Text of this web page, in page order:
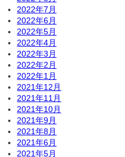
2022年7月
2022年6月
2022年5月
2022年4月
2022年3月
2022年2月
2022年1月
2021年12月
2021年11月
2021年10月
2021年9月
2021年8月
2021年6月
2021年5月